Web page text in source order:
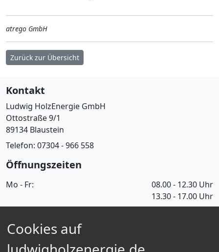
atrego GmbH
Zurück zur Übersicht
Kontakt
Ludwig HolzEnergie GmbH
Ottostraße 9/1
89134 Blaustein
Telefon: 07304 - 966 558
Öffnungszeiten
Mo - Fr:
08.00 - 12.30 Uhr
13.30 - 17.00 Uhr
Über Uns
Cookies auf